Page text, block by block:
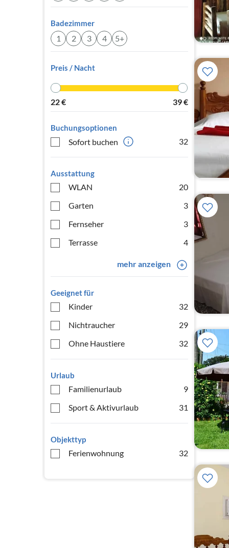
Badezimmer
1 2 3 4 5+
Preis / Nacht
22€ 39€
Buchungsoptionen
Sofort buchen 32
Ausstattung
WLAN
20
Garten
3
Fernseher
3
Terrasse
4
mehr anzeigen
Geeignet für
Kinder
32
Nichtraucher
29
Ohne Haustiere
32
Urlaub
Familienurlaub
9
Sport & Aktivurlaub
31
Objekttyp
Ferienwohnung 32